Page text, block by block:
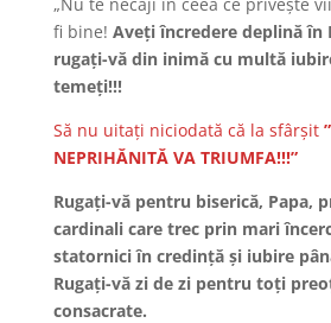
fi bine! Aveţi încredere deplină în
rugaţi-vă din inimă cu multă
temeţi!!!
Să nu uitaţi niciodată că la sfârşit
NEPRIHĂNITĂ VA TRIUMFA!!!”
Rugaţi-vă pentru biserică, Papa,
cardinali care trec prin mari
statornici în credinţă şi iubire
Rugaţi-vă zi de zi pentru toţi
consacrate.